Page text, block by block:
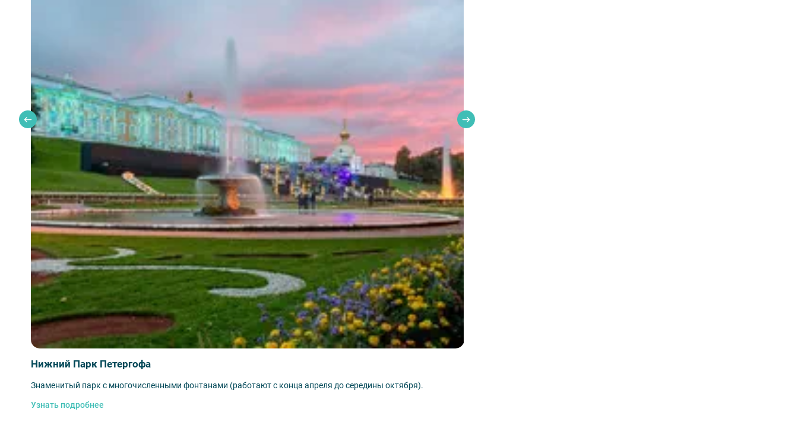
В период с октября по май фонтаны не работают, программа фокусируется на интерьерах
Большого дворца.
Выходные дни в Большом Петергофском дворце: понедельник и последний вторник каждого
месяца.
Для прогулки по Нижнему парку рекомендуем выбирать удобную обувь.
Стоимость программы
Принимаем наличные, карты, переводы по QR-коду и счета. Документы отправим через ЭДО
(Диадок, СБИС). Оплата только после составления договора.
Нижний Парк Петергофа
Знаменитый парк с многочисленными фонтанами (работают с конца апреля до середины октября).
Узнать подробнее